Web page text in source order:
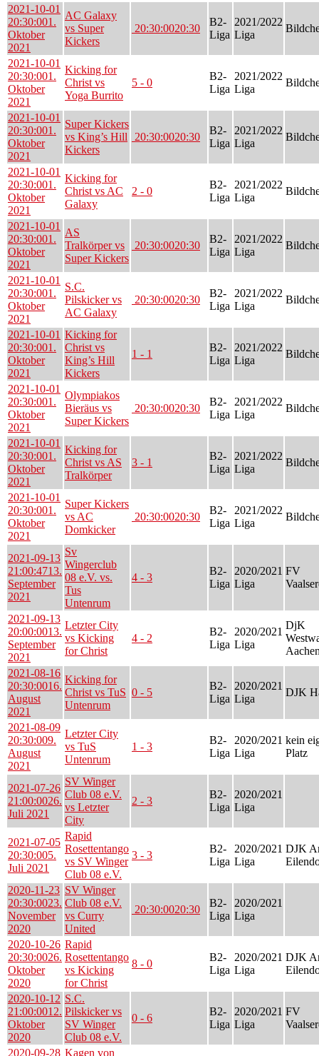
2021-10-01
20:30:001.
Oktober
2021
AC Galaxy
vs Super
Kickers
20:30:0020:30
B2-
Liga
2021/2022
Liga
2021-10-01
20:30:001.
Oktober
2021
Kicking for
Christ vs
Yoga Burrito
5 - 0
B2-
Liga
2021/2022
Liga
2021-10-01
20:30:001.
Oktober
2021
Super Kickers
vs King’s Hill
Kickers
20:30:0020:30
B2-
Liga
2021/2022
Liga
2021-10-01
20:30:001.
Oktober
2021
Kicking for
Christ vs AC
Galaxy
2 - 0
B2-
Liga
2021/2022
Liga
2021-10-01
20:30:001.
Oktober
2021
AS
Tralkörper vs
Super Kickers
20:30:0020:30
B2-
Liga
2021/2022
Liga
2021-10-01
20:30:001.
Oktober
2021
S.C.
Pilskicker vs
AC Galaxy
20:30:0020:30
B2-
Liga
2021/2022
Liga
2021-10-01
20:30:001.
Oktober
2021
Kicking for
Christ vs
King’s Hill
Kickers
1 - 1
B2-
Liga
2021/2022
Liga
2021-10-01
20:30:001.
Oktober
2021
Olympiakos
Bieräus vs
Super Kickers
20:30:0020:30
B2-
Liga
2021/2022
Liga
2021-10-01
20:30:001.
Oktober
2021
Kicking for
Christ vs AS
Tralkörper
3 - 1
B2-
Liga
2021/2022
Liga
2021-10-01
20:30:001.
Oktober
2021
Super Kickers
vs AC
Domkicker
20:30:0020:30
B2-
Liga
2021/2022
Liga
2021-09-13
21:00:4713.
September
2021
Sv
Wingerclub
08 e.V. vs.
Tus
Untenrum
4 - 3
B2-
Liga
2020/2021
Liga
FV
2021-09-13
20:00:0013.
September
2021
Letzter City
vs Kicking
for Christ
4 - 2
B2-
Liga
2020/2021
Liga
DjK
2021-08-16
20:30:0016.
August
2021
Kicking for
Christ vs TuS
Untenrum
0 - 5
B2-
Liga
2020/2021
Liga
DJK
2021-08-09
20:30:009.
August
2021
Letzter City
vs TuS
Untenrum
1 - 3
B2-
Liga
2020/2021
Liga
kein
Platz
2021-07-26
21:00:0026.
Juli 2021
SV Winger
Club 08 e.V.
vs Letzter
City
2 - 3
B2-
Liga
2020/2021
Liga
2021-07-05
20:30:005.
Juli 2021
Rapid
Rosettentango
vs SV Winger
Club 08 e.V.
3 - 3
B2-
Liga
2020/2021
Liga
DJK
2020-11-23
20:30:0023.
November
2020
SV Winger
Club 08 e.V.
vs Curry
United
20:30:0020:30
B2-
Liga
2020/2021
Liga
2020-10-26
20:30:0026.
Oktober
2020
Rapid
Rosettentango
vs Kicking
for Christ
8 - 0
B2-
Liga
2020/2021
Liga
DJK
2020-10-12
21:00:0012.
Oktober
2020
S.C.
Pilskicker vs
SV Winger
Club 08 e.V.
0 - 6
B2-
Liga
2020/2021
Liga
FV
2020-09-28 Kagen von